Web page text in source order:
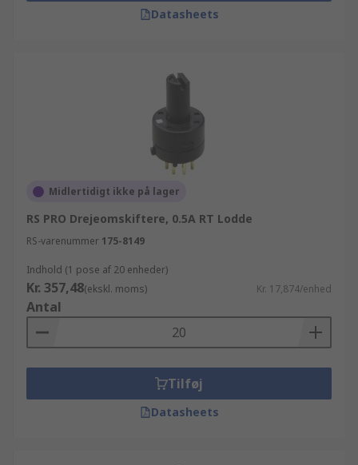
Datasheets
Midlertidigt ikke på lager
RS PRO Drejeomskiftere, 0.5A RT Lodde
RS-varenummer 175-8149
Indhold (1 pose af 20 enheder)
Kr. 357,48(ekskl. moms) Kr. 17,874/enhed
Antal
Tilføj
Datasheets